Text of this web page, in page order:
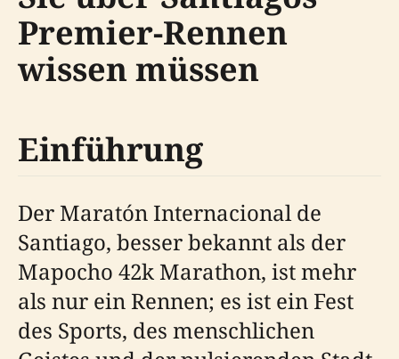
Premier-Rennen
wissen müssen
Einführung
Der Maratón Internacional de
Santiago, besser bekannt als der
Mapocho 42k Marathon, ist mehr
als nur ein Rennen; es ist ein Fest
des Sports, des menschlichen